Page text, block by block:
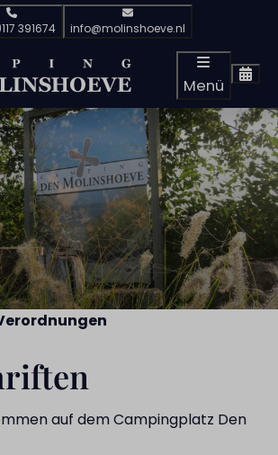
391674 info@molinshoeve.nl
Menü
auf dem Campingplatz Den